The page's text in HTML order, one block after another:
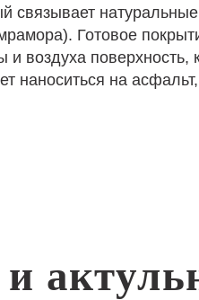
связывает
Готовое
воздуха поверхность,
наноситься на